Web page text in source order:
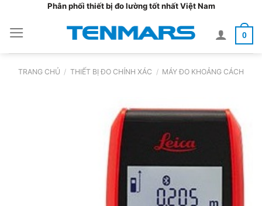
nội
dung
Phân phối thiết bị đo lường tốt nhất Việt Nam
0
TRANG CHỦ / THIẾT BỊ ĐO CHÍNH XÁC / MÁY ĐO KHOẢNG CÁCH